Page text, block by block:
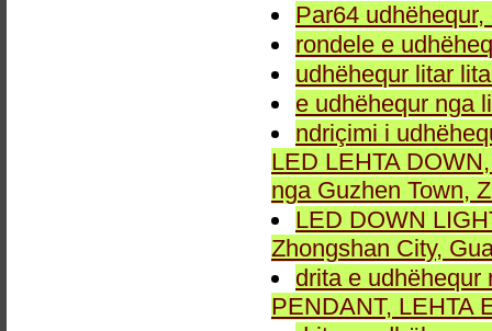
Par64
rondele e
udhëhequr litar
e udhëhequr nga
ndriçimi i
LED LEHTA
nga Guzhen Town,
LED DOWN
Zhongshan City,
drita e udhëhequr
PENDANT, LEHTA